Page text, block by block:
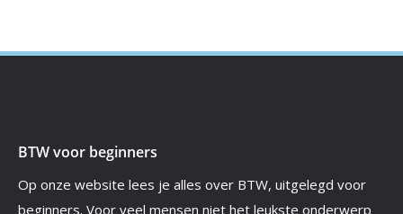
BTW voor beginners
Op onze website lees je alles over BTW, uitgelegd voor
beginners. Voor veel mensen niet het leukste onderwerp